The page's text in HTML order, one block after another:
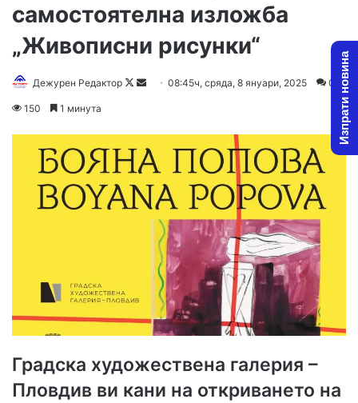
самостоятелна изложба
„Живописни рисунки“
Дежурен Редактор
Follow
Send08:45ч, сряда, 8 януари, 2025 0
150 1 минута
Градска художествена галерия –
Пловдив ви кани на откриването на
Изпрати новина